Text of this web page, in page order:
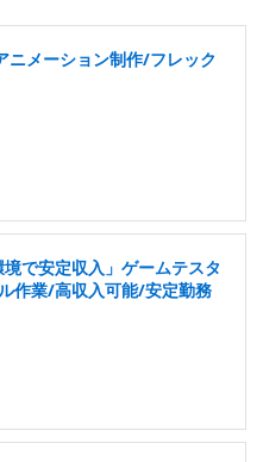
ニメーション制作/フレック
で安定収入」ゲームテスタ
作業/高収入可能/安定勤務